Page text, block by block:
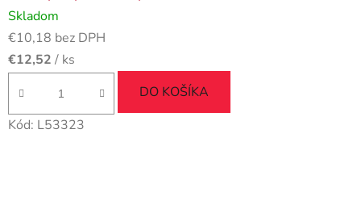
Skladom
€10,18 bez DPH
€12,52 / ks
DO KOŠÍKA
Kód: L53323